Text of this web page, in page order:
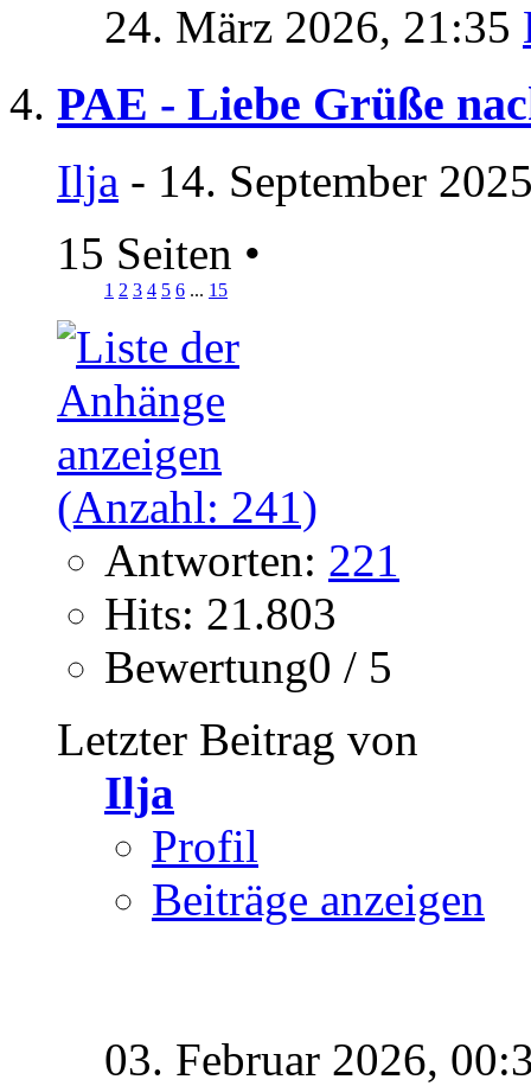
24. März 2026, 21:35
PAE - Liebe Grüße
Ilja - 14. September
15 Seiten •
1 2 3 4 5 6 ... 15
Antworten: 221
Hits: 21.803
Bewertung0 / 5
Letzter Beitrag von
Ilja
Profil
Beiträge anzeigen
03. Februar 2026,